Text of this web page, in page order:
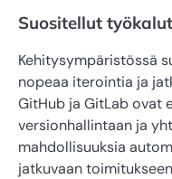
Suositellut
Kehitysympäristössä
nopeaa iterointia ja
GitHub ja GitLab ovat
versionhallintaan ja
mahdollisuuksia
jatkuvaan